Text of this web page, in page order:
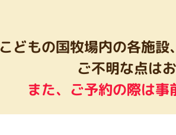
こどもの国牧場内の各施設
ご不明な点は
また、ご予約の際は事